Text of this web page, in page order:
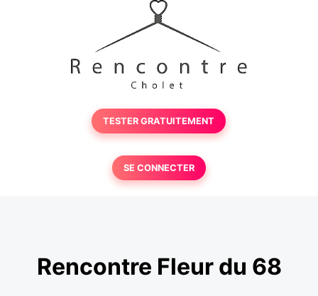
TESTER GRATUITEMENT
SE CONNECTER
Rencontre Fleur du 68